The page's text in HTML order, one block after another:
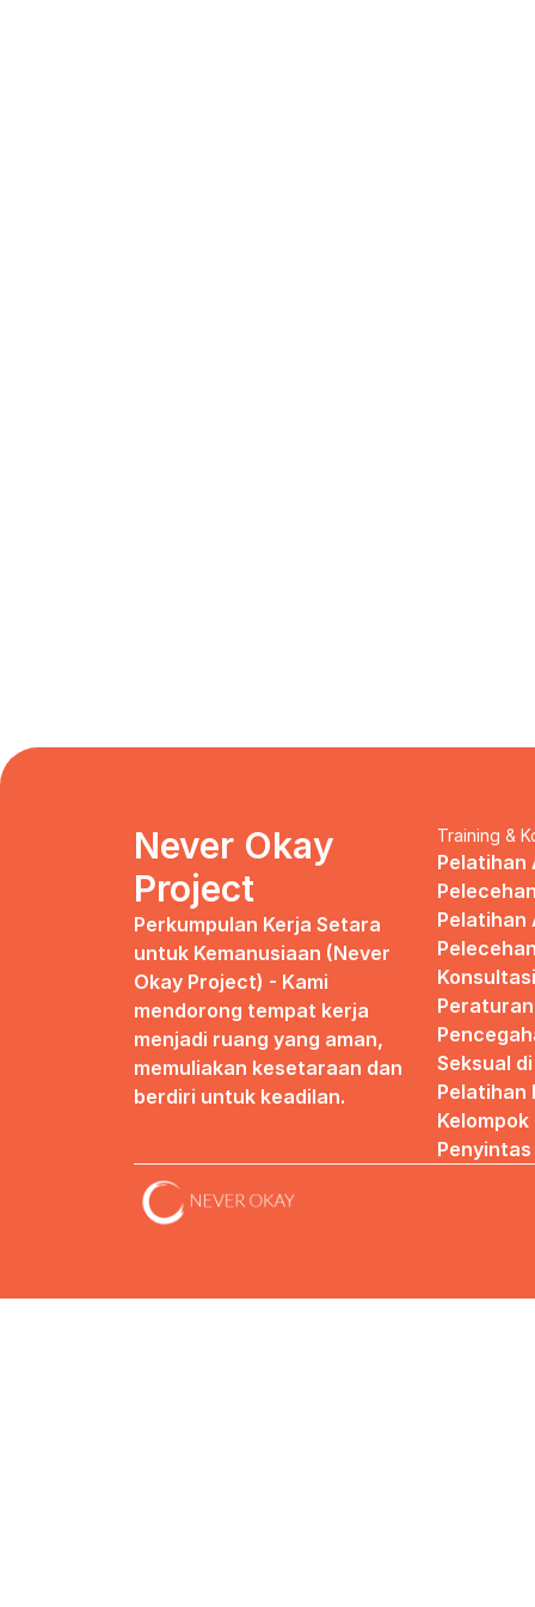
Never Okay
Project
Perkumpulan Kerja Setara
untuk Kemanusiaan (Never
Okay Project) - Kami
mendorong tempat kerja
menjadi ruang yang aman,
memuliakan kesetaraan dan
berdiri untuk keadilan.
Training &
Pelatihan
Pelatihan
Seksual
Pelatihan
Penyintas